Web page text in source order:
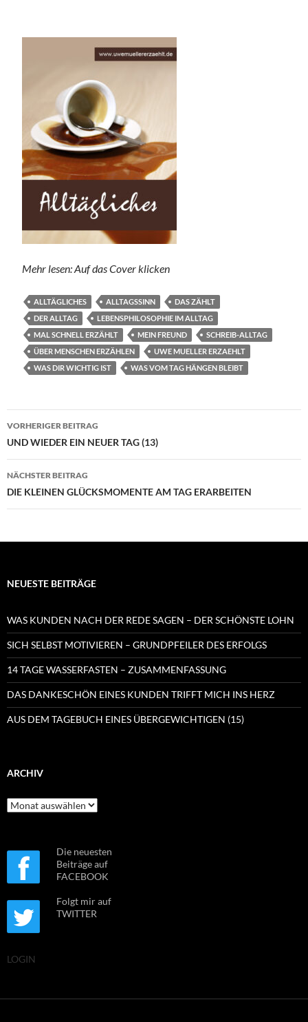
Mehr lesen: Auf das Cover klicken
ALLTÄGLICHES ALLTAGSSINN
DAS ZÄHLT
DER ALLTAG
LEBENSPHILOSOPHIE IM ALLTAG
MAL SCHNELL ERZÄHLT
MEIN FREUND
SCHREIB-ALLTAG
ÜBER MENSCHEN ERZÄHLEN
UWE MUELLER ERZAEHLT
WAS DIR WICHTIG IST
WAS VOM TAG HÄNGEN BLEIBT
Beitragsnavigation
VORHERIGER BEITRAG
UND WIEDER EIN NEUER TAG (13)
NÄCHSTER BEITRAG
DIE KLEINEN GLÜCKSMOMENTE AM TAG ERARBEITEN
NEUESTE BEITRÄGE
WAS KUNDEN NACH DER REDE SAGEN – DER SCHÖNSTE LOHN
SICH SELBST MOTIVIEREN – GRUNDPFEILER DES ERFOLGS
14 TAGE WASSERFASTEN – ZUSAMMENFASSUNG
DAS DANKESCHÖN EINES KUNDEN TRIFFT MICH INS HERZ
AUS DEM TAGEBUCH EINES ÜBERGEWICHTIGEN (15)
ARCHIV
Archiv
Die neuesten
Beiträge auf
FACEBOOK
Folgt mir auf
TWITTER
LOGIN